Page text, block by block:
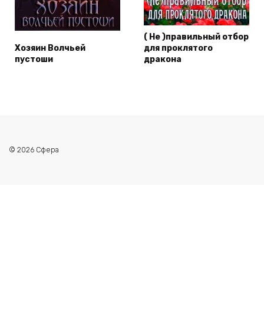
Хозяин Волчьей
пустоши
( Не )правильный отбор
для проклятого
дракона
© 2026 Сфера